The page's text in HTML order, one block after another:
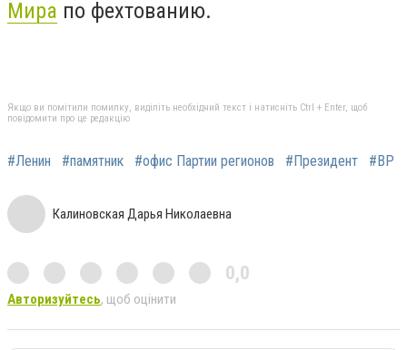
Мира по фехтованию.
Якщо ви помітили помилку, виділіть необхідний текст і натисніть Ctrl + Enter, щоб
повідомити про це редакцію
#Ленин #памятник #офис Партии регионов #Президент #ВР
Калиновская Дарья Николаевна
0,0
Авторизуйтесь, щоб оцінити